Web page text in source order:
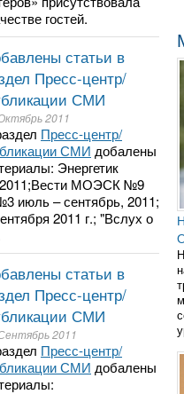
гостей.
статьи в
Пресс-центр/
СМИ
2011
Пресс-центр/
СМИ добалены
Энергетик
2011;Вести МОЭСК №9
июль – сентябрь, 2011;
2011 г.; "Вслух о
статьи в
Пресс-центр/
СМИ
2011
Пресс-центр/
СМИ добалены